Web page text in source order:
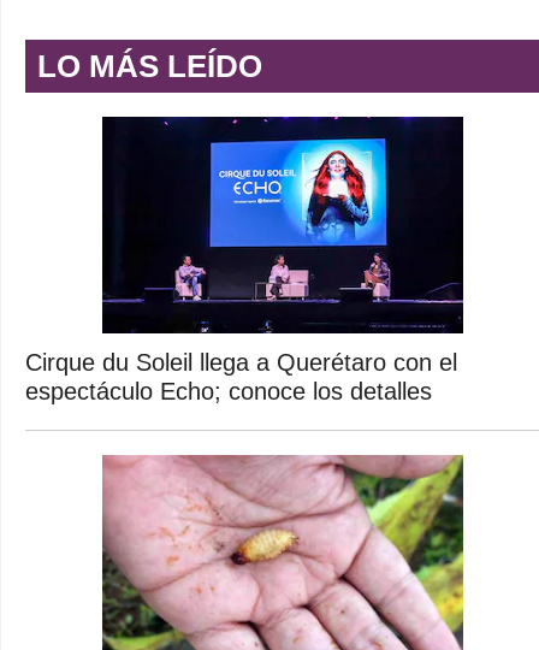
LO MÁS LEÍDO
Cirque du Soleil llega a Querétaro con el
espectáculo Echo; conoce los detalles